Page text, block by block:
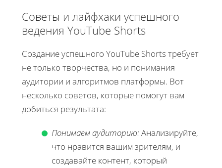
Советы и лайфхаки успешного
ведения YouTube Shorts
Создание успешного YouTube Shorts требует
не только творчества, но и понимания
аудитории и алгоритмов платформы. Вот
несколько советов, которые помогут вам
добиться результата:
Понимаем аудиторию:Анализируйте,
что нравится вашим зрителям, и
создавайте контент, который